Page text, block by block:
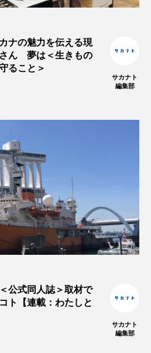
ラムサール条約
レシピ
界遺産
伝承
八景島シーパラダイス
分類 刺胞動物
南極大陸 同定
ナの魅力を伝える現
ん 夢は＜生きもの
ること＞
サカナト
編集部
公式同人誌＞取材で
ト【連載：わたしと
サカナト
編集部